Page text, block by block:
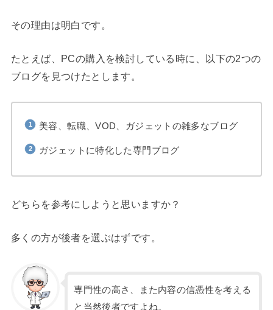
その理由は明白です。
たとえば、PCの購入を検討している時に、以下の2つの
ブログを見つけたとします。
美容、転職、VOD、ガジェットの雑多なブログ
ガジェットに特化した専門ブログ
どちらを参考にしようと思いますか？
多くの方が後者を選ぶはずです。
専門性の高さ、また内容の信憑性を考える
と当然後者ですよね。